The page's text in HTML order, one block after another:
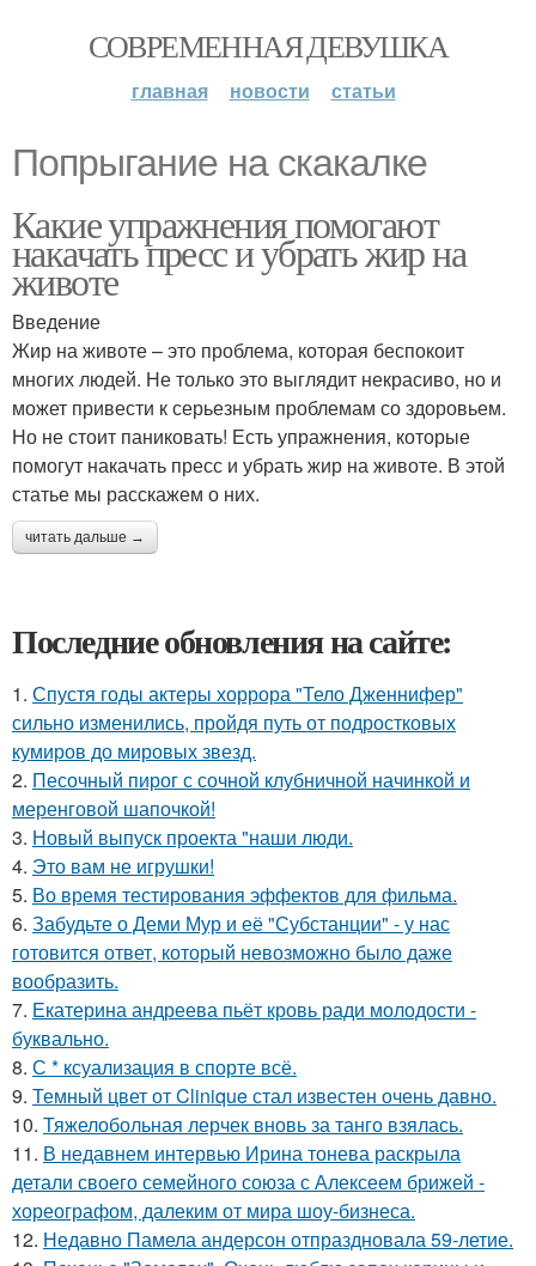
СОВРЕМЕННАЯ ДЕВУШКА
главная новости статьи
Попрыгание на скакалке
Какие упражнения помогают
накачать пресс и убрать жир на
животе
Введение
Жир на животе – это проблема, которая беспокоит
многих людей. Не только это выглядит некрасиво, но и
может привести к серьезным проблемам со здоровьем.
Но не стоит паниковать! Есть упражнения, которые
помогут накачать пресс и убрать жир на животе. В этой
статье мы расскажем о них.
читать дальше →
Последние обновления на сайте:
1. Спустя годы актеры хоррора "Тело Дженнифер"
сильно изменились, пройдя путь от подростковых
кумиров до мировых звезд.
2. Песочный пирог с сочной клубничной начинкой и
меренговой шапочкой!
3. Новый выпуск проекта "наши люди.
4. Это вам не игрушки!
5. Во время тестирования эффектов для фильма.
6. Забудьте о Деми Мур и её "Субстанции" - у нас
готовится ответ, который невозможно было даже
вообразить.
7. Екатерина андреева пьёт кровь ради молодости -
буквально.
8. С * ксуализация в спорте всё.
9. Темный цвет от Clinique стал известен очень давно.
10. Тяжелобольная лерчек вновь за танго взялась.
11. В недавнем интервью Ирина тонева раскрыла
детали своего семейного союза с Алексеем брижей -
хореографом, далеким от мира шоу-бизнеса.
12. Недавно Памела андерсон отпраздновала 59-летие.